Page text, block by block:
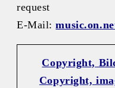
request
E-Mail:
Copyright,
Copyright,